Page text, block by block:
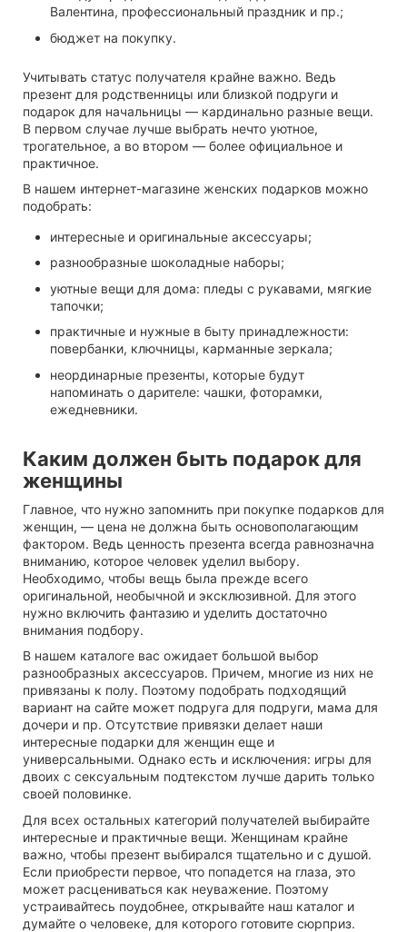
Валентина, профессиональный праздник и пр.;
бюджет на покупку.
Учитывать статус получателя крайне важно. Ведь
презент для родственницы или близкой подруги и
подарок для начальницы — кардинально разные вещи.
В первом случае лучше выбрать нечто уютное,
трогательное, а во втором — более официальное и
практичное.
В нашем интернет-магазине женских подарков можно
подобрать:
интересные и оригинальные аксессуары;
разнообразные шоколадные наборы;
уютные вещи для дома: пледы с рукавами, мягкие
тапочки;
практичные и нужные в быту принадлежности:
повербанки, ключницы, карманные зеркала;
неординарные презенты, которые будут
напоминать о дарителе: чашки, фоторамки,
ежедневники.
Каким должен быть подарок для
женщины
Главное, что нужно запомнить при покупке подарков для
женщин, — цена не должна быть основополагающим
фактором. Ведь ценность презента всегда равнозначна
вниманию, которое человек уделил выбору.
Необходимо, чтобы вещь была прежде всего
оригинальной, необычной и эксклюзивной. Для этого
нужно включить фантазию и уделить достаточно
внимания подбору.
В нашем каталоге вас ожидает большой выбор
разнообразных аксессуаров. Причем, многие из них не
привязаны к полу. Поэтому подобрать подходящий
вариант на сайте может подруга для подруги, мама для
дочери и пр. Отсутствие привязки делает наши
интересные подарки для женщин еще и
универсальными. Однако есть и исключения: игры для
двоих с сексуальным подтекстом лучше дарить только
своей половинке.
Для всех остальных категорий получателей выбирайте
интересные и практичные вещи. Женщинам крайне
важно, чтобы презент выбирался тщательно и с душой.
Если приобрести первое, что попадется на глаза, это
может расцениваться как неуважение. Поэтому
устраивайтесь поудобнее, открывайте наш каталог и
думайте о человеке, для которого готовите сюрприз.